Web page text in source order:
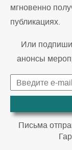
мгновенно
публикациях.
Или
анонсы
Письма